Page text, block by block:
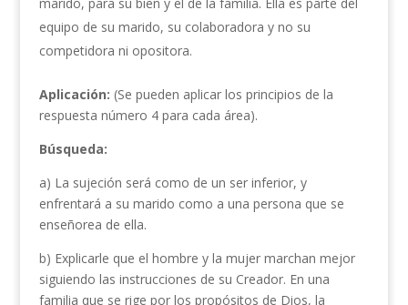
equipo de su marido, su colaboradora y no su
competidora ni opositora.
Aplicación: (Se pueden aplicar los principios de la
respuesta número 4 para cada área).
Búsqueda:
a) La sujeción será como de un ser inferior, y
enfrentará a su marido como a una persona que se
enseñorea de ella.
b) Explicarle que el hombre y la mujer marchan mejor
siguiendo las instrucciones de su Creador. En una
familia que se rige por los propósitos de Dios, la